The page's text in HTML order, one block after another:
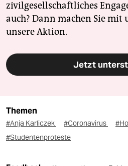
zivilgesellschaftliches
auch? Dann machen Sie mit
unsere Aktion.
Jetzt
Themen
#Anja Karliczek #Coronavirus
#Studentenproteste